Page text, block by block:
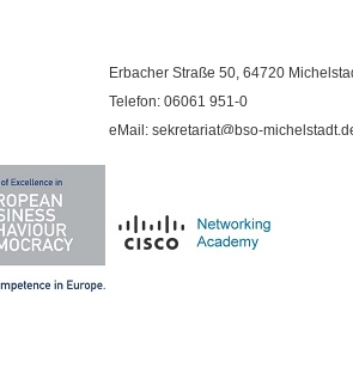
Erbacher Straße 50, 64720
Telefon: 06061 951-0
eMail: sekretariat@bso-